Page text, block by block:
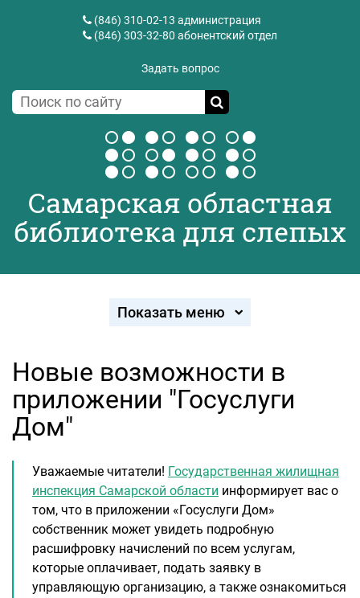
(846) 310-02-13 администрация
(846) 303-32-80 абонентский отдел
Задать вопрос
Самарская областная
библиотека для слепых
Показать меню
Новые возможности в
приложении "Госуслуги
Дом"
Уважаемые читатели! Государственная жилищная
инспекция Самарской области информирует вас о
том, что в приложении «Госуслуги Дом»
собственник может увидеть подробную
расшифровку начислений по всем услугам,
которые оплачивает, подать заявку в
управляющую организацию, а также ознакомиться